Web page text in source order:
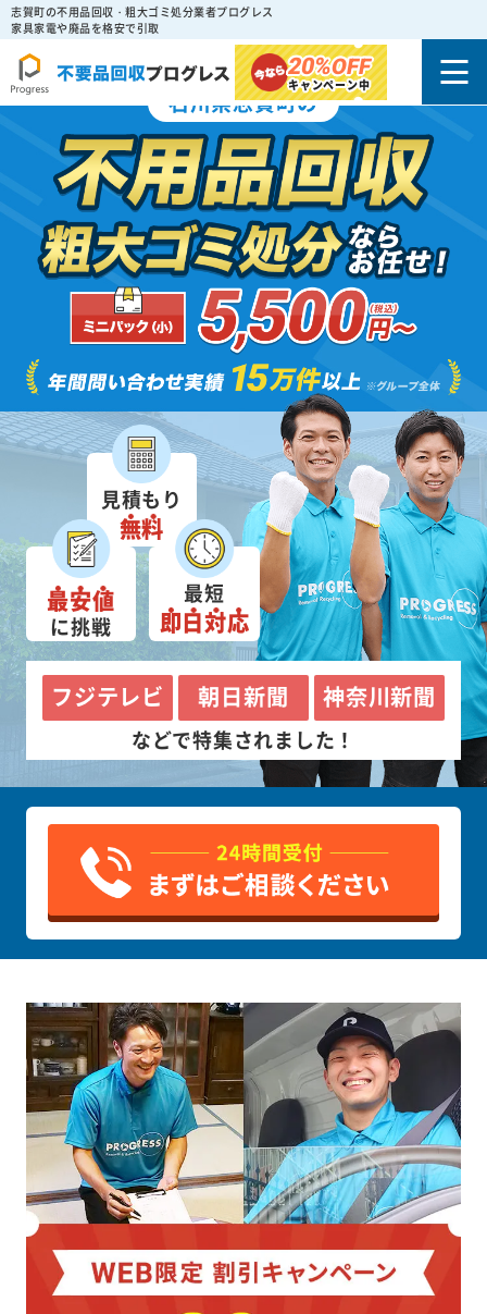
志賀町の不用品回収・粗大ゴミ処分業者プログレス
家具家電や廃品を格安で引取
20%OFF
キャンペーン中
石川県志賀町の
見積もり
無料
最安値
に挑戦
最短
即日対応
フジテレビ 朝日新聞 神奈川新聞
などで特集されました！